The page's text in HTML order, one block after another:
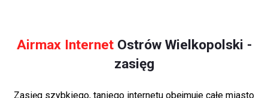
Airmax InternetOstrów Wielkopolski -
zasięg
Zasięg szybkiego, taniego internetu obejmuje całe miasto